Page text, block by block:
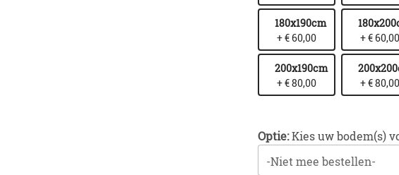
180x190cm
+ € 60,00
+ € 60,00
200x190cm
+ € 80,00
+ € 80,00
Optie:Kies uw bodem(s)
-Niet mee bestellen-